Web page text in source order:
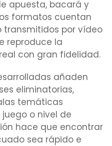
apuesta, bacará y
formatos cuentan
transmitidos por vídeo
reproduce la
con gran fidelidad.
añaden
eliminatorias,
temáticas
o nivel de
hace que encontrar
sea rápido e